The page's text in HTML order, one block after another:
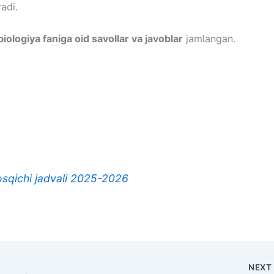
faniga oid savollar va javoblar jamlangan.
jadvali 2025-2026
NEXT